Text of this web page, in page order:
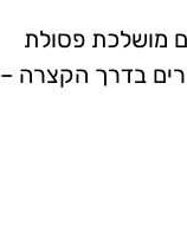
מושלכת פסולת
בדרך הקצרה –